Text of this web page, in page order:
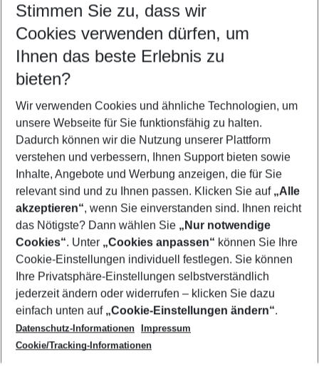
Abflughafen wählen
Beliebiger Abflughafen
Reisezeitraum wählen
08.08.26– 06.08.27 5-8 Nächte
2 Erwachsene Keine Kinder
Mehr Filter anzeigen
Footer
Footer navigation
Über uns
AGB
Cookie-Einstellungen ändern
Cookie-Richtlinie
Datenschutz
Service & Hilfe
Barrierefreies Reisen
Check-in
Folgen Sie uns
Stimmen Sie zu, dass wir
Cookies verwenden dürfen, um
Ihnen das beste Erlebnis zu
bieten?
Wir verwenden Cookies und ähnliche Technologien, um
unsere Webseite für Sie funktionsfähig zu halten.
Dadurch können wir die Nutzung unserer Plattform
verstehen und verbessern, Ihnen Support bieten sowie
Inhalte, Angebote und Werbung anzeigen, die für Sie
relevant sind und zu Ihnen passen. Klicken Sie auf „Alle
akzeptieren“, wenn Sie einverstanden sind. Ihnen reicht
das Nötigste? Dann wählen Sie „Nur notwendige
Cookies“. Unter „Cookies anpassen“ können Sie Ihre
Cookie-Einstellungen individuell festlegen. Sie können
Ihre Privatsphäre-Einstellungen selbstverständlich
jederzeit ändern oder widerrufen – klicken Sie dazu
einfach unten auf „Cookie-Einstellungen ändern“.
Datenschutz-Informationen
Impressum
Cookie/Tracking-Informationen